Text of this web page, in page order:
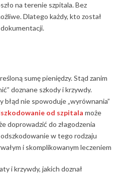
na terenie szpitala. Bez
Dlatego każdy, kto został
sumę pieniędzy. Stąd zanim
doznane szkody i krzywdy.
błąd nie spowoduje „wyrównania”
od szpitala może
doprowadzić do złagodzenia
w tego rodzaju
i skomplikowanym leczeniem
i krzywdy, jakich doznał